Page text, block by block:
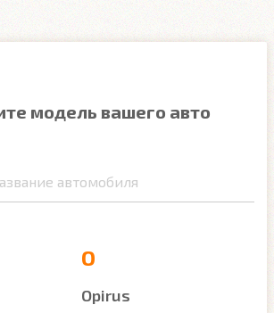
модель вашего авто
автомобиля
O
Opirus